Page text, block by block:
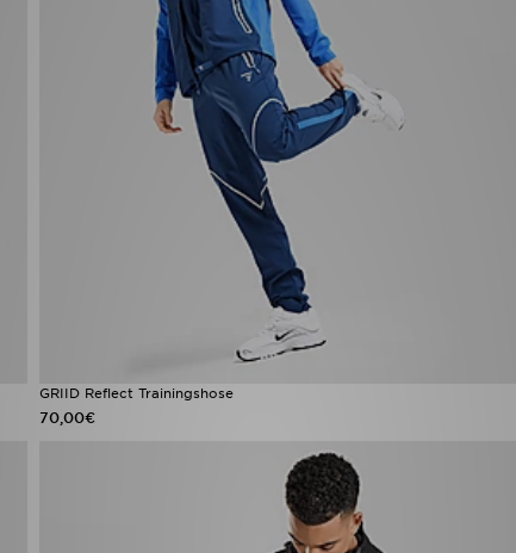
GRIID Reflect Trainingshose
70,00€